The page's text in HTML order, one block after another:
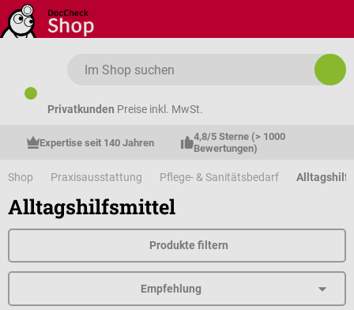
Zum Hauptinhalt springen
Privatkunden Preise inkl. MwSt.
Expertise seit 140 Jahren
4,8/5 Sterne (> 1000
Bewertungen)
Shop Praxisausstattung Pflege- & Sanitätsbedarf
Alltagshilfsmittel
Produkte filtern